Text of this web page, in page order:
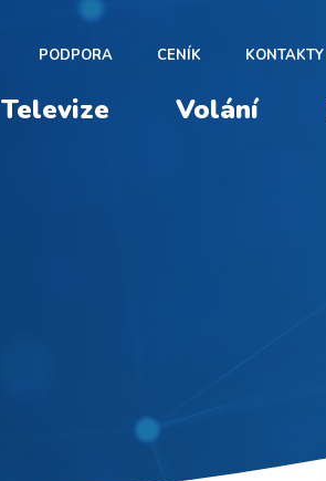
PODPORA CENÍK KONTAKTY
Televize Volání